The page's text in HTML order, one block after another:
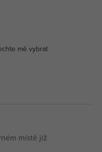
mě vybrat
místě již